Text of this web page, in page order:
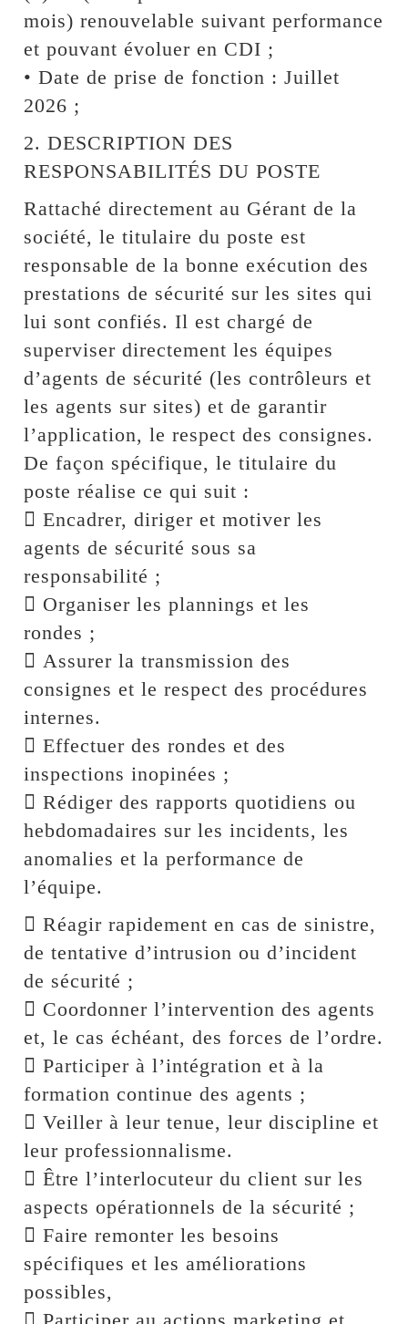
mois) renouvelable suivant performance
et pouvant évoluer en CDI ;
• Date de prise de fonction : Juillet
2026 ;
2. DESCRIPTION DES
RESPONSABILITÉS DU POSTE
Rattaché directement au Gérant de la
société, le titulaire du poste est
responsable de la bonne exécution des
prestations de sécurité sur les sites qui
lui sont confiés. Il est chargé de
superviser directement les équipes
d’agents de sécurité (les contrôleurs et
les agents sur sites) et de garantir
l’application, le respect des consignes.
De façon spécifique, le titulaire du
poste réalise ce qui suit :
 Encadrer, diriger et motiver les
agents de sécurité sous sa
responsabilité ;
 Organiser les plannings et les
rondes ;
 Assurer la transmission des
consignes et le respect des procédures
internes.
 Effectuer des rondes et des
inspections inopinées ;
 Rédiger des rapports quotidiens ou
hebdomadaires sur les incidents, les
anomalies et la performance de
l’équipe.
 Réagir rapidement en cas de sinistre,
de tentative d’intrusion ou d’incident
de sécurité ;
 Coordonner l’intervention des agents
et, le cas échéant, des forces de l’ordre.
 Participer à l’intégration et à la
formation continue des agents ;
 Veiller à leur tenue, leur discipline et
leur professionnalisme.
 Être l’interlocuteur du client sur les
aspects opérationnels de la sécurité ;
 Faire remonter les besoins
spécifiques et les améliorations
possibles,